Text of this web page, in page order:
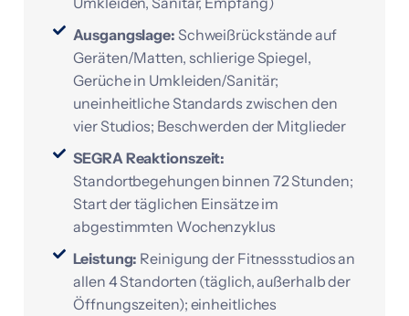
Ausgangslage: Schweißrückstände auf
Geräten/Matten, schlierige Spiegel,
Gerüche in Umkleiden/Sanitär;
uneinheitliche Standards zwischen den
vier Studios; Beschwerden der Mitglieder
SEGRA Reaktionszeit:
Standortbegehungen binnen 72 Stunden;
Start der täglichen Einsätze im
abgestimmten Wochenzyklus
Leistung: Reinigung der Fitnessstudios an
allen 4 Standorten (täglich, außerhalb der
Öffnungszeiten); einheitliches